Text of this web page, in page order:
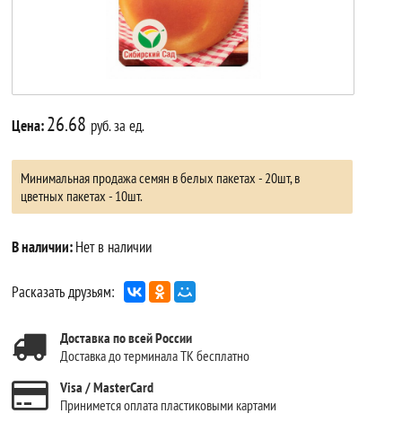
Цена:26.68 руб. за ед.
Минимальная продажа семян в белых пакетах - 20шт, в
цветных пакетах - 10шт.
В наличии:Нет в наличии
Расказать друзьям:
Доставка по всей России
Доставка до терминала ТК бесплатно
Visa / MasterCard
Принимется оплата пластиковыми картами